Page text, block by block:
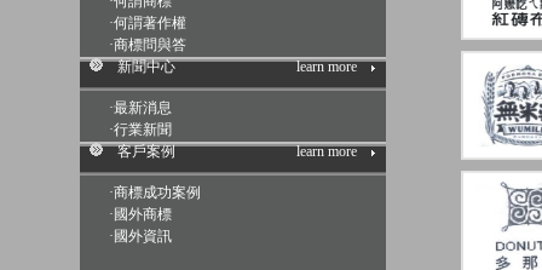
·何謂著作權
·商標問與答
新聞中心
learn more
·最新消息
·行業新聞
客戶案例
learn more
·商標成功案例
· 國外商標
· 國外資訊